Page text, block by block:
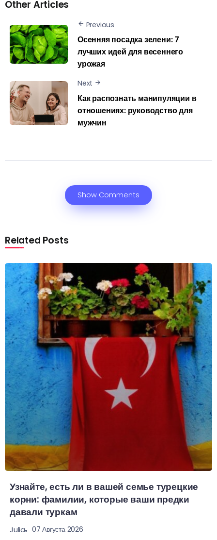
Other Articles
Previous
Осенняя посадка зелени: 7
лучших идей для весеннего
урожая
Next
Как распознать манипуляции в
отношениях: руководство для
мужчин
Show Comments
Related Posts
Узнайте, есть ли в вашей семье турецкие
корни: фамилии, которые ваши предки
давали туркам
Julia 07 Августа 2026